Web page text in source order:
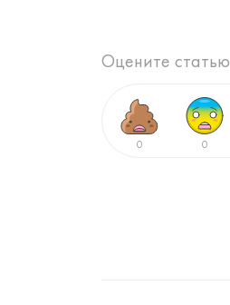
Оцените статью
0 0